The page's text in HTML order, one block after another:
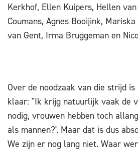
Kerkhof, Ellen Kuipers, Hellen
Coumans, Agnes Booijink,
van Gent, Irma Bruggeman en
Over de noodzaak van die strijd
klaar: "Ik krijg natuurlijk vaak de
nodig, vrouwen hebben toch
als mannen?'. Maar dat is dus
We zijn er nog lang niet. Waar